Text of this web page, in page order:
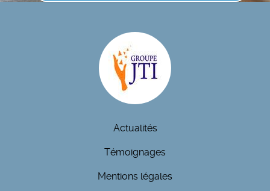
Actualités
Témoignages
Mentions légales